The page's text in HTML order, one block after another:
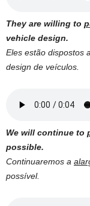
They are willing to
vehicle design.
Eles estão dispostos a
design de veículos.
We will continue to
possible.
Continuaremos a
possível.